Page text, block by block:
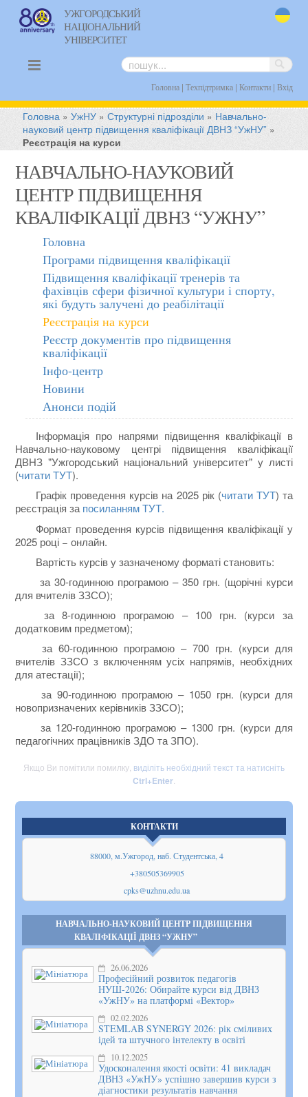
УЖГОРОДСЬКИЙ
НАЦІОНАЛЬНИЙ
УНІВЕРСИТЕТ
Головна| Техпідтримка| Контакти| Вхід
Головна »УжНУ »Структурні підрозділи » Навчально-
науковий центр підвищення кваліфікації ДВНЗ “УжНУ” »
Реєстрація на курси
НАВЧАЛЬНО-НАУКОВИЙ
ЦЕНТР ПІДВИЩЕННЯ
КВАЛІФІКАЦІЇ ДВНЗ “УЖНУ”
Головна
Програми підвищення кваліфікації
Підвищення кваліфікації тренерів та
фахівців сфери фізичної культури і спорту,
які будуть залучені до реабілітації
Реєстрація на курси
Реєстр документів про підвищення
кваліфікації
Інфо-центр
Новини
Анонси подій
Інформація про напрями підвищення кваліфікації в
Навчально-науковому центрі підвищення кваліфікації
ДВНЗ "Ужгородський національний університет" у листі
(читати ТУТ).
Графік проведення курсів на 2025 рік (читати ТУТ) та
реєстрація за посиланням ТУТ.
Формат проведення курсів підвищення кваліфікації у
2025 році − онлайн.
Вартість курсів у зазначеному форматі становить:
за 30-годинною програмою – 350 грн. (щорічні курси
для вчителів ЗЗСО);
за 8-годинною програмою – 100 грн. (курси за
додатковим предметом);
за 60-годинною програмою – 700 грн. (курси для
вчителів ЗЗСО з включенням усіх напрямів, необхідних
для атестації);
за 90-годинною програмою – 1050 грн. (курси для
новопризначених керівників ЗЗСО);
за 120-годинною програмою – 1300 грн. (курси для
педагогічних працівників ЗДО та ЗПО).
Якщо Ви помітили помилку, виділіть необхідний текст та натисніть
Ctrl+Enter
КОНТАКТИ
88000, м.Ужгород, наб. Студентська, 4
+380505369905
cpks@uzhnu.edu.ua
НАВЧАЛЬНО-НАУКОВИЙ ЦЕНТР ПІДВИЩЕННЯ
КВАЛІФІКАЦІЇ ДВНЗ “УЖНУ”
26.06.2026
Професійний розвиток педагогів
НУШ-2026: Обирайте курси від ДВНЗ
«УжНУ» на платформі «Вектор»
02.02.2026
STEMLAB SYNERGY 2026: рік сміливих
ідей та штучного інтелекту в освіті
10.12.2025
Удосконалення якості освіти: 41 викладач
ДВНЗ «УжНУ» успішно завершив курси з
діагностики результатів навчання